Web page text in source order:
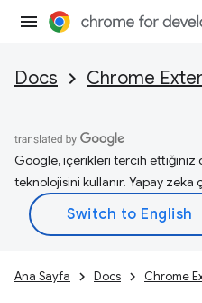
Docs Chrome
Google, içerikleri tercih ettiğiniz
teknolojisini kullanır. Yapay
Ana Sayfa Docs Chrome